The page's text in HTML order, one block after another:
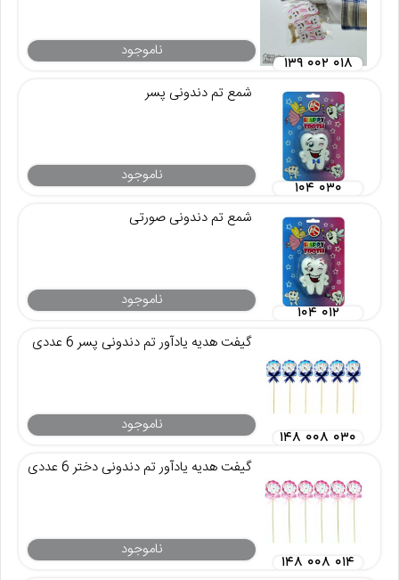
ناموجود
۱۳۹ ۰۰۲ ۰۱۸
شمع تم دندونی پسر
ناموجود
۱۰۴ ۰۳۰
شمع تم دندونی صورتی
ناموجود
۱۰۴ ۰۱۲
گیفت هدیه یادآور تم دندونی پسر 6 عددی
ناموجود
۱۴۸ ۰۰۸ ۰۳۰
گیفت هدیه یادآور تم دندونی دختر 6 عددی
ناموجود
۱۴۸ ۰۰۸ ۰۱۴